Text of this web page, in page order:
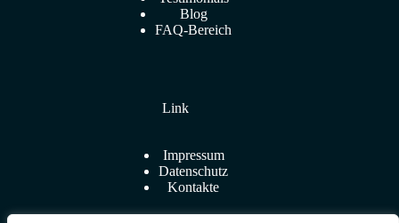
Blog
FAQ-Bereich
Link
Impressum
Datenschutz
Kontakte